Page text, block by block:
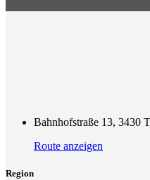
Bahnhofstraße 13, 3430
Route anzeigen
Region